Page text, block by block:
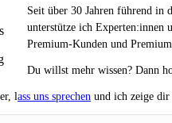
Seit über 30 Jahren führend
unterstütze ich Experten:innen
Premium-Kunden und
Du willst mehr wissen? Dann
lass uns sprechen und ich zeige